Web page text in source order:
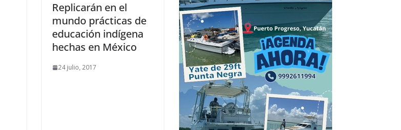
Replicarán en el
mundo prácticas de
educación indígena
hechas en México
24 julio, 2017